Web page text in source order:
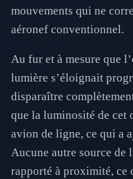
mouvements qui ne
aéronef conventionnel.
Au fur et à mesure que
lumière s’éloignait
disparaître
que la luminosité de cet
avion de ligne, ce qui a
Aucune autre source de
rapporté à proximité, ce